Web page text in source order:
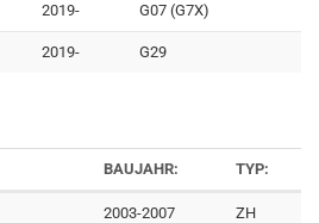
2019- G07 (G7X)
2019- G29
BAUJAHR: TYP:
2003-2007 ZH